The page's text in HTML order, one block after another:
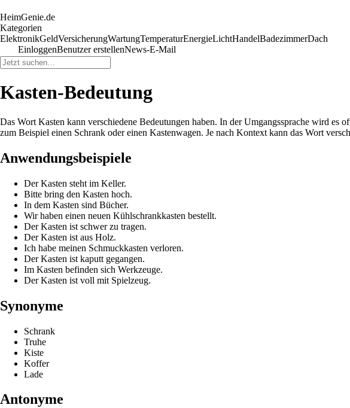
HeimGenie.de
Kategorien
ElektronikGeldVersicherungWartungTemperaturEnergieLichtHandelBadezimmerDach
EinloggenBenutzer erstellenNews-E-Mail
Kasten-Bedeutung
Das Wort Kasten kann verschiedene Bedeutungen haben. In der Umgangssprache wird es
zum Beispiel einen Schrank oder einen Kastenwagen. Je nach Kontext kann das Wort
Anwendungsbeispiele
Der Kasten steht im Keller.
Bitte bring den Kasten hoch.
In dem Kasten sind Bücher.
Wir haben einen neuen Kühlschrankkasten bestellt.
Der Kasten ist schwer zu tragen.
Der Kasten ist aus Holz.
Ich habe meinen Schmuckkasten verloren.
Der Kasten ist kaputt gegangen.
Im Kasten befinden sich Werkzeuge.
Der Kasten ist voll mit Spielzeug.
Synonyme
Schrank
Truhe
Kiste
Koffer
Lade
Antonyme